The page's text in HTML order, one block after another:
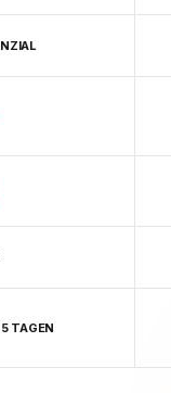
TAGEN